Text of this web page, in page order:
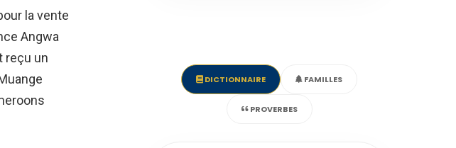
la vente
Angwa
reçu un
DICTIONNAIRE FAMILLES
PROVERBES